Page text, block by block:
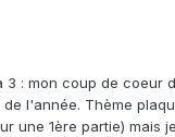
3 : mon coup de coeur
de l'année. Thème
une 1ère partie) mais